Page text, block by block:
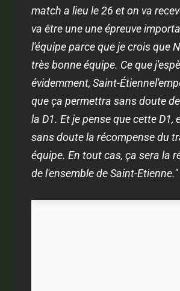
match a lieu le 26 et on va
va être une une épreuve
l'équipe parce que je crois que
très bonne équipe. Ce que
évidemment, Saint-
que ça permettra sans doute
la D1. Et je pense que cette D1,
sans doute la récompense du
équipe. En tout cas, ça sera la
de l'ensemble de Saint-Etienne."